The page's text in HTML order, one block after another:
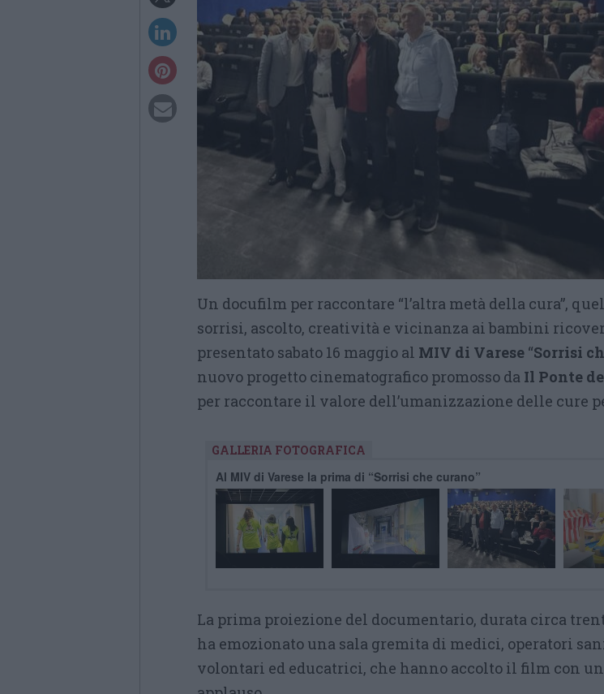
Un docufilm per raccontare “l’altra metà della cura”,
sorrisi, ascolto, creatività e vicinanza ai bambini
presentato sabato 16 maggio al MIV di Varese “Sorrisi
nuovo progetto cinematografico promosso da Il Ponte
per raccontare il valore dell’umanizzazione delle cure
GALLERIA FOTOGRAFICA
Al MIV di Varese la prima di “Sorrisi che curano”
La prima proiezione del documentario, durata circa
ha emozionato una sala gremita di medici, operatori
volontari ed educatrici, che hanno accolto il film con